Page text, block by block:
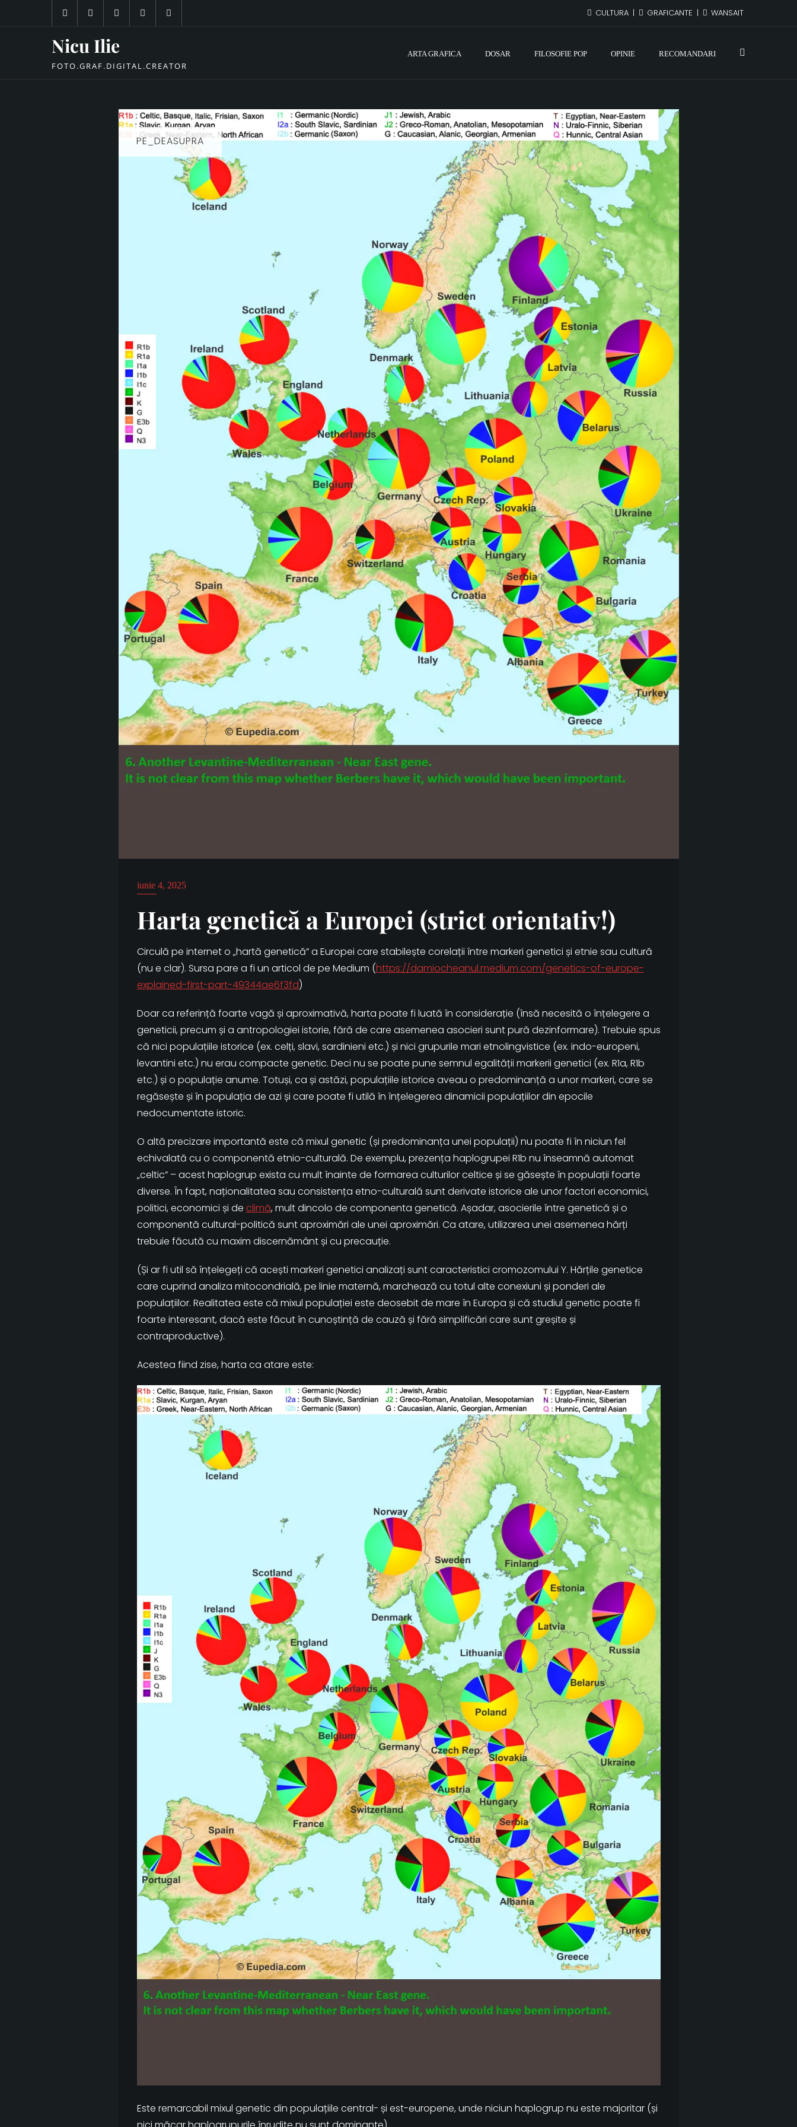
CULTURA GRAFICANTE WANSAIT
Nicu Ilie
FOTO.GRAF.DIGITAL.CREATOR
ARTA GRAFICA DOSAR FILOSOFIE POP OPINIE RECOMANDARI
PE_DEASUPRA
iunie 4, 2025
Harta genetică a Europei (strict orientativ!)
Circulă pe internet o „hartă genetică” a Europei care stabilește corelații între markeri genetici și etnie sau cultură
(nu e clar). Sursa pare a fi un articol de pe Medium (https://damiocheanul.medium.com/genetics-of-europe-
explained-first-part-49344ae6f3fd)
Doar ca referință foarte vagă și aproximativă, harta poate fi luată în considerație (însă necesită o înțelegere a
geneticii, precum și a antropologiei istorie, fără de care asemenea asocieri sunt pură dezinformare). Trebuie spus
că nici populațiile istorice (ex. celți, slavi, sardinieni etc.) și nici grupurile mari etnolingvistice (ex. indo-europeni,
levantini etc.) nu erau compacte genetic. Deci nu se poate pune semnul egalității markerii genetici (ex. R1a, R1b
etc.) și o populație anume. Totuși, ca și astăzi, populațiile istorice aveau o predominanță a unor markeri, care se
regăsește și în populația de azi și care poate fi utilă în înțelegerea dinamicii populațiilor din epocile
nedocumentate istoric.
O altă precizare importantă este că mixul genetic (și predominanța unei populații) nu poate fi în niciun fel
echivalată cu o componentă etnio-culturală. De exemplu, prezența haplogrupei R1b nu înseamnă automat
„celtic” – acest haplogrup exista cu mult înainte de formarea culturilor celtice și se găsește în populații foarte
diverse. În fapt, naționalitatea sau consistența etno-culturală sunt derivate istorice ale unor factori economici,
politici, economici și de climă, mult dincolo de componenta genetică. Așadar, asocierile între genetică și o
componentă cultural-politică sunt aproximări ale unei aproximări. Ca atare, utilizarea unei asemenea hărți
trebuie făcută cu maxim discernământ și cu precauție.
(Și ar fi util să înțelegeți că acești markeri genetici analizați sunt caracteristici cromozomului Y. Hărțile genetice
care cuprind analiza mitocondrială, pe linie maternă, marchează cu totul alte conexiuni și ponderi ale
populațiilor. Realitatea este că mixul populației este deosebit de mare în Europa și că studiul genetic poate fi
foarte interesant, dacă este făcut în cunoștință de cauză și fără simplificări care sunt greșite și
contraproductive).
Acestea fiind zise, harta ca atare este:
Este remarcabil mixul genetic din populațiile central- și est-europene, unde niciun haplogrup nu este majoritar (și